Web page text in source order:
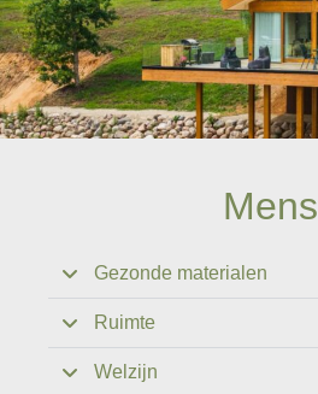
Mens
Gezonde materialen
Ruimte
Welzijn